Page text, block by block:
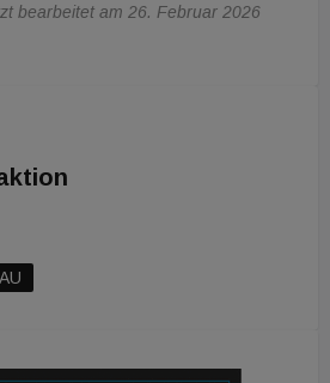
bearbeitet am 26. Februar 2026